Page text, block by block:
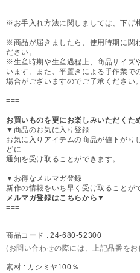
※お手入れ方法に関しましては、下げ
※商品が届きましたら、使用時期に関
ださい。
※生産時期や生産過程上、商品サイズ
います。また、平置きによる手作業で
場合がございますのでご了承ください。
===
お買いものを更にお楽しみいただくた
▼商品のお気に入り登録
お気に入りアイテムの商品が値下がり
どに
通知を受け取ることができます。
▼お得なメルマガ登録
新作の情報をいち早く受け取ることが
メルマガ登録はこちらから▼
===
商品コード : 24-680-52300
(お問い合わせの際には、上記品番を
素材 : カシミヤ100％